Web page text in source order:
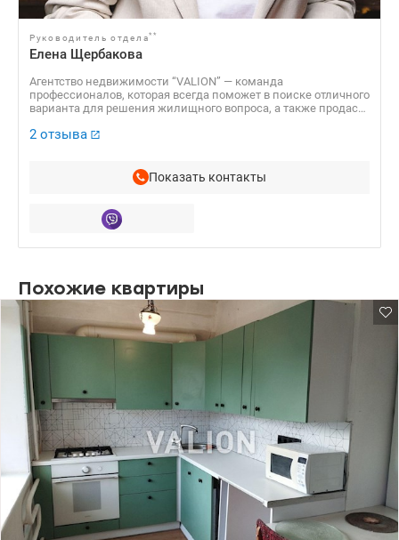
Руководитель отдела**
Елена Щербакова
Агентство недвижимости “VALION” — команда
профессионалов, которая всегда поможет в поиске отличного
варианта для решения жилищного вопроса, а также продаст
“VALION” уже 15 лет успешно работает на рынке
2 отзыва
Показать контакты
Похожие квартиры